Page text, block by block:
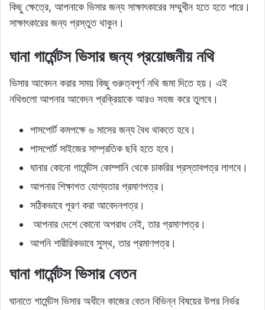
কিছু ক্ষেত্রে, আপনাকে ভিসার জন্য সাক্ষাৎকারের সম্মুখীন হতে হতে পারে।
সাক্ষাৎকারের জন্য প্রস্তুত থাকুন।
ঘানা গার্মেন্টস ভিসার জন্য প্রয়োজনীয় নথি
ভিসার আবেদন করার সময় কিছু গুরুত্বপূর্ণ নথি জমা দিতে হয়। এই
নথিগুলো আপনার আবেদন প্রক্রিয়াকে আরও সহজ করে তুলবে।
পাসপোর্ট কমপক্ষে ৬ মাসের জন্য বৈধ থাকতে হবে।
পাসপোর্ট সাইজের সাম্প্রতিক ছবি হতে হবে।
ঘানার কোনো গার্মেন্টস কোম্পানি থেকে চাকরির প্রস্তাবপত্র লাগবে।
আপনার শিক্ষাগত যোগ্যতার প্রমাণপত্র।
সঠিকভাবে পূরণ করা আবেদনপত্র।
আপনার দেশে কোনো অপরাধ নেই, তার প্রমাণপত্র।
আপনি শারীরিকভাবে সুস্থ, তার প্রমাণপত্র।
ঘানা গার্মেন্টস ভিসার বেতন
ঘানাতে গার্মেন্টস ভিসার অধীনে কাজের বেতন বিভিন্ন বিষয়ের উপর নির্ভর